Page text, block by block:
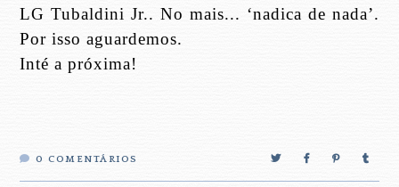
LG Tubaldini Jr.. No mais... ‘nadica de nada’.
Por isso aguardemos.
Inté a próxima!
0 COMENTÁRIOS